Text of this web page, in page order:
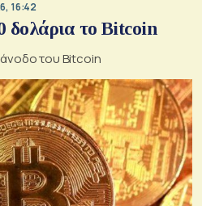
16:42
δολάρια το Bitcoin
του Bitcoin